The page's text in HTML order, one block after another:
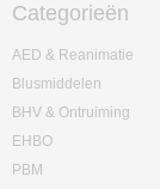
Categorieën
AED & Reanimatie
Blusmiddelen
BHV & Ontruiming
EHBO
PBM